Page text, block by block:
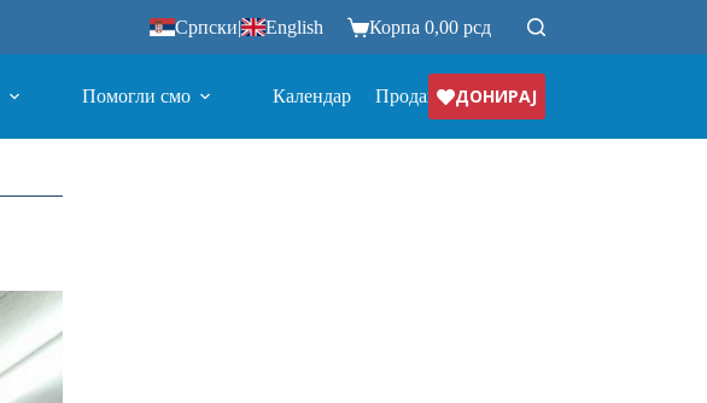
Српски| English Корпа 0,00 рсд
Помогли смо Календар ПродавницаДОНИРАЈ